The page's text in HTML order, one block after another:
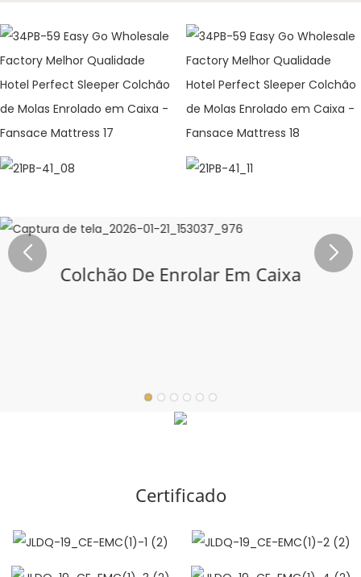
Colchão De Enrolar Em Caixa
Certificado